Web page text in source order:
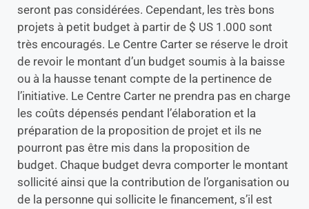
seront pas considérées. Cependant, les très bons
projets à petit budget à partir de $ US 1.000 sont
très encouragés. Le Centre Carter se réserve le droit
de revoir le montant d’un budget soumis à la baisse
ou à la hausse tenant compte de la pertinence de
l’initiative. Le Centre Carter ne prendra pas en charge
les coûts dépensés pendant l’élaboration et la
préparation de la proposition de projet et ils ne
pourront pas être mis dans la proposition de
budget. Chaque budget devra comporter le montant
sollicité ainsi que la contribution de l’organisation ou
de la personne qui sollicite le financement, s’il est